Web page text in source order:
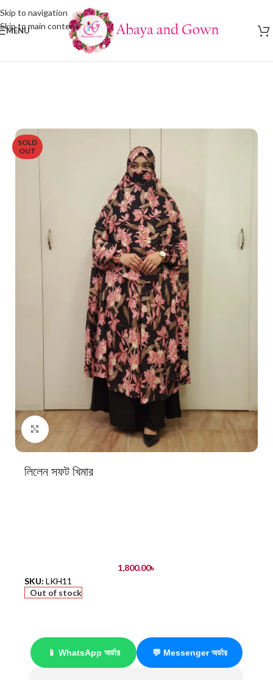
Skip to navigation
Skip to main content
MENU
SOLD
OUT
Click to enlarge
লিলেন সফট খিমার
1,800.00৳
SKU: LKH11
Out of stock
📱 WhatsApp অর্ডার 💬 Messenger অর্ডার